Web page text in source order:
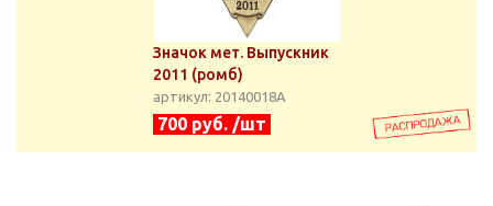
Значок мет. Выпускник
2011 (ромб)
артикул: 20140018А
700 руб. /шт